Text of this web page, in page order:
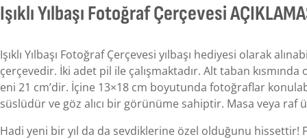
Işıklı Yılbaşı Fotoğraf Çerçevesi
Işıklı Yılbaşı Fotoğraf Çerçevesi yılbaşı hediyesi olarak
çerçevedir. İki adet pil ile çalışmaktadır. Alt taban
eni 21 cm’dir. İçine 13×18 cm boyutunda fotoğraflar
süslüdür ve göz alıcı bir görünüme sahiptir. Masa veya raf
Hadi yeni bir yıl da da sevdiklerine özel olduğunu hissettir!